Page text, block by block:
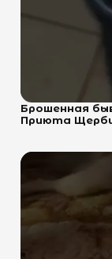
Брошенная
Приюта